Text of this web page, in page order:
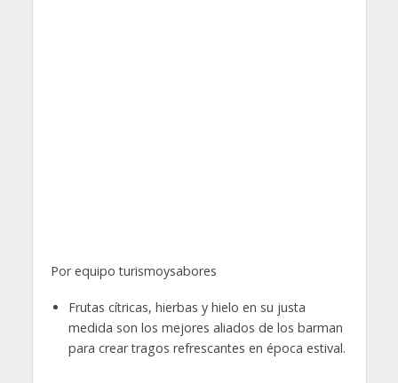
Por equipo turismoysabores
Frutas cítricas, hierbas y hielo en su justa
medida son los mejores aliados de los barman
para crear tragos refrescantes en época estival.